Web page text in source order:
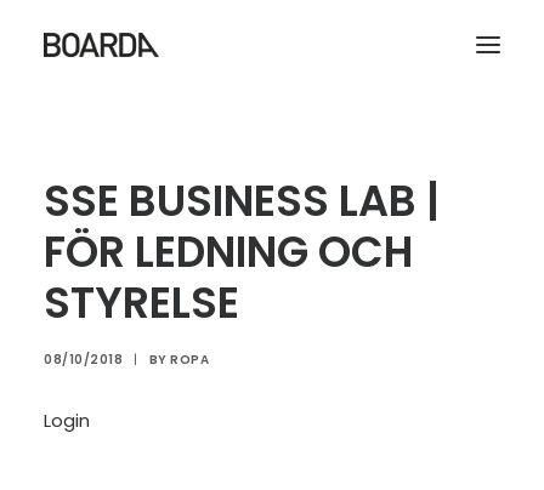
| RÅDGIVNING
| DEMO
| OM
Search
SSE BUSINESS LAB |
FÖR LEDNING OCH
STYRELSE
08/10/2018 | BY ROPA
Login